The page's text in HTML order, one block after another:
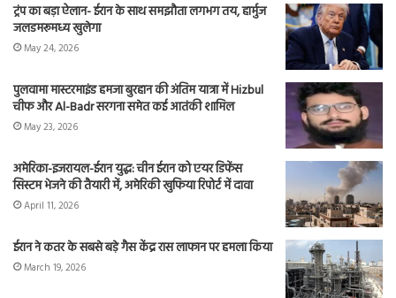
ट्रंप का बड़ा ऐलान- ईरान के साथ समझौता लगभग तय, हार्मुज
जलडमरूमध्य खुलेगा
May 24, 2026
पुलवामा मास्टरमाइंड हमजा बुरहान की अंतिम यात्रा में Hizbul
चीफ और Al-Badr सरगना समेत कई आतंकी शामिल
May 23, 2026
अमेरिका-इजरायल-ईरान युद्ध: चीन ईरान को एयर डिफेंस
सिस्टम भेजने की तैयारी में, अमेरिकी खुफिया रिपोर्ट में दावा
April 11, 2026
ईरान ने कतर के सबसे बड़े गैस केंद्र रास लाफान पर हमला किया
March 19, 2026